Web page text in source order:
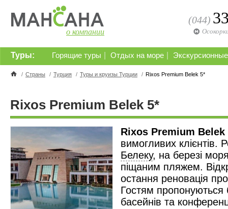
о компании
(044)
Горящие туры Отдых на море
Туры:
/ Страны / Турция / Туры и круизы Турции / Rixos Premium Belek 5*
Rixos Premium Belek 5*
Rixos Premium Belek
вимогливих клієнтів.
Белеку, на березі
піщаним пляжем.
остання реновація
Гостям пропонуються
басейнів та